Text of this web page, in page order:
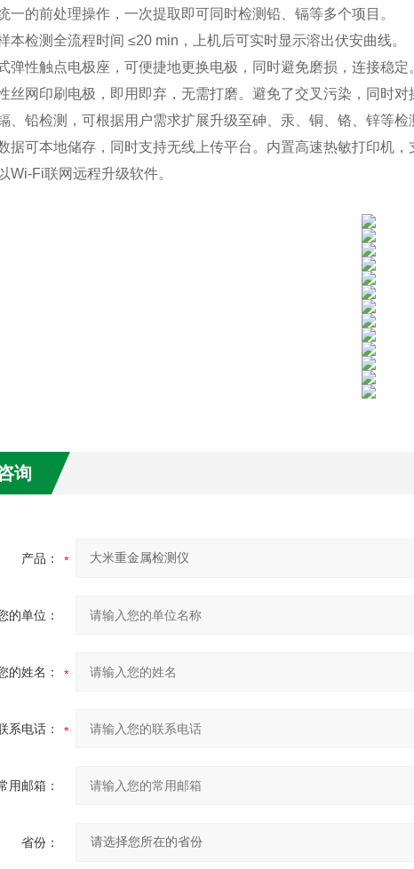
一的前处理操作，一次提取即可同时检测铅、镉等多个项目。
本检测全流程时间 ≤20 min，上机后可实时显示溶出伏安曲线。
弹性触点电极座，可便捷地更换电极，同时避免磨损，连接稳定。
丝网印刷电极，即用即弃，无需打磨。避免了交叉污染，同时对
、铅检测，可根据用户需求扩展升级至砷、汞、铜、铬、锌等检
据可本地储存，同时支持无线上传平台。内置高速热敏打印机，
Wi-Fi联网远程升级软件。
询
产品：
的单位：
的姓名：
系电话：
用邮箱：
省份：